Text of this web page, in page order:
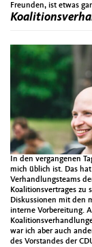
Freunden, ist etwas
In den vergangenen
mich üblich ist. Das
Verhandlungsteams
Koalitionsvertrages
Diskussionen mit den
interne Vorbereitung.
war ich aber auch
des Vorstandes der